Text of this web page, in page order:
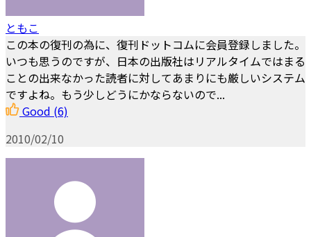
ともこ
この本の復刊の為に、復刊ドットコムに会員登録しました。
いつも思うのですが、日本の出版社はリアルタイムではまる
ことの出来なかった読者に対してあまりにも厳しいシステム
ですよね。もう少しどうにかならないので...
Good (6)
2010/02/10